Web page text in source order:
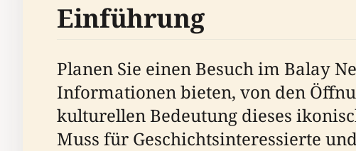
Einführung
Planen Sie einen Besuch im Balay
Informationen bieten, von den
kulturellen Bedeutung dieses
Muss für Geschichtsinteressierte